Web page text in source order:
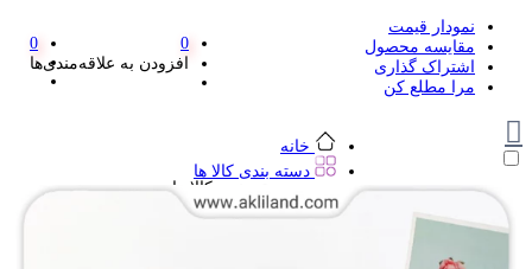
نمودار قیمت
مقایسه محصول
اشتراک گذاری
مرا مطلع کن
0
افزودن به علاقه‌مندی‌ها
0
خانه
دسته بندی کالا ها
دسته بندی کالا ها
لوازم تحریر و هنر